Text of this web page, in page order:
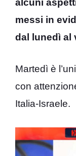
messi in
dal lunedì al
Martedì è
con
Italia-Israele.